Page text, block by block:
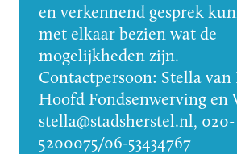
en verkennend gesprek
met elkaar bezien wat de
mogelijkheden zijn.
Contactpersoon: Stella van
Hoofd Fondsenwerving en
stella@stadsherstel.nl, 020-
5200075/06-53434767